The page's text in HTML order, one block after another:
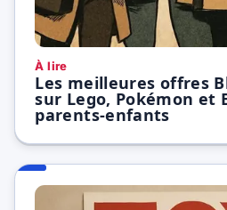
À lire
Les meilleures offres
sur Lego, Pokémon et
parents-enfants